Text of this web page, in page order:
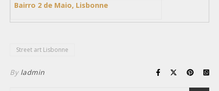
Bairro 2 de Maio, Lisbonne
Street art Lisbonne
By ladmin